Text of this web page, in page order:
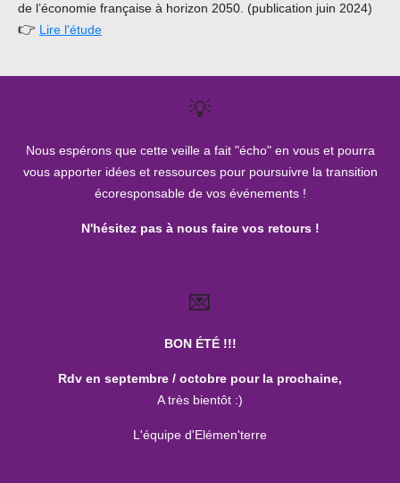
de l’économie française à horizon 2050. (publication juin 2024)
👉 Lire l'étude
💡
Nous espérons que cette veille a fait "écho" en vous et pourra
vous apporter idées et ressources pour poursuivre la transition
écoresponsable de vos événements !
N'hésitez pas à nous faire vos retours !
💌
BON ÉTÉ !!!
Rdv en septembre / octobre pour la prochaine,
A très bientôt :)
L'équipe d'Elémen'terre